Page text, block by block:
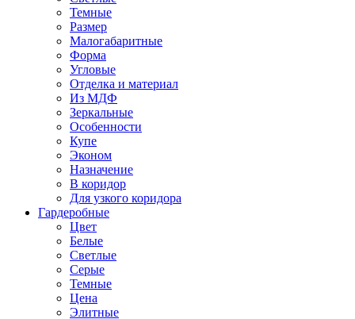
Темные
Размер
Малогабаритные
Форма
Угловые
Отделка и материал
Из МДФ
Зеркальные
Особенности
Купе
Эконом
Назначение
В коридор
Для узкого коридора
Гардеробные
Цвет
Белые
Светлые
Серые
Темные
Цена
Элитные